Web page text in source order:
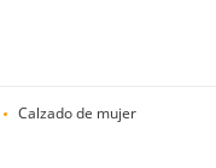
Calzado de mujer